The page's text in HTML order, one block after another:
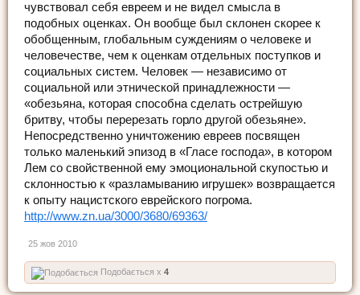
чувствовал себя евреем и не видел смысла в
подобных оценках. Он вообще был склонен скорее к
обобщенным, глобальным суждениям о человеке и
человечестве, чем к оценкам отдельных поступков и
социальных систем. Человек — независимо от
социальной или этнической принадлежности —
«обезьяна, которая способна сделать острейшую
бритву, чтобы перерезать горло другой обезьяне».
Непосредственно уничтожению евреев посвящен
только маленький эпизод в «Гласе господа», в котором
Лем со свойственной ему эмоциональной скупостью и
склонностью к «разламыванию игрушек» возвращается
к опыту нацистского еврейского погрома.
http://www.zn.ua/3000/3680/69363/
25 жов 2010
Подобається x 4